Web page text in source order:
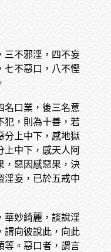
三不邪淫，四不妄
七不惡口，八不慳
名口業，後三名意
犯，則為十善，若
分上中下，感地獄
上中下，感天人阿
，惡因感惡果，決
淫妄，已於五戒中
華妙綺麗，談說淫
謂向彼說此，向此
等。惡口者，謂言